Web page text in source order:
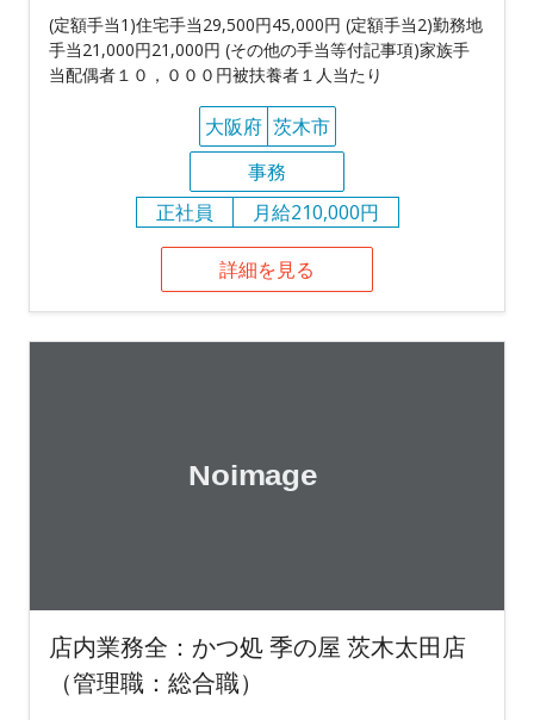
(定額手当1)住宅手当29,500円45,000円 (定額手当2)勤務地
手当21,000円21,000円 (その他の手当等付記事項)家族手
当配偶者１０，０００円被扶養者１人当たり
大阪府 茨木市
事務
正社員
月給210,000円
詳細を見る
店内業務全：かつ処 季の屋 茨木太田店
（管理職：総合職）